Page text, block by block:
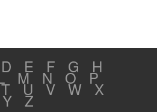
D E F G H
M N O P
T U V W X
Y Z